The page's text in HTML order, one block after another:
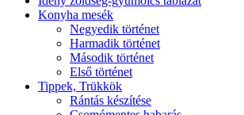
Konyha mesék
Negyedik történet
Harmadik történet
Második történet
Első történet
Tippek, Trükkök
Rántás készítése